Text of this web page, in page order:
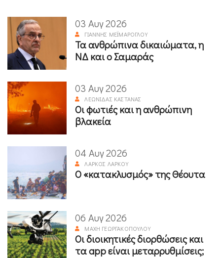
03 Αυγ 2026
ΓΙΆΝΝΗΣ ΜΕΪΜΆΡΟΓΛΟΥ
Τα ανθρώπινα δικαιώματα, η
ΝΔ και ο Σαμαράς
03 Αυγ 2026
ΛΕΩΝΊΔΑΣ ΚΑΣΤΑΝΆΣ
Οι φωτιές και η ανθρώπινη
βλακεία
04 Αυγ 2026
ΛΆΡΚΟΣ ΛΆΡΚΟΥ
Ο «κατακλυσμός» της Θέουτα
06 Αυγ 2026
ΜΆΧΗ ΓΕΩΡΓΑΚΟΠΟΎΛΟΥ
Οι διοικητικές διορθώσεις και
τα app είναι μεταρρυθμίσεις;